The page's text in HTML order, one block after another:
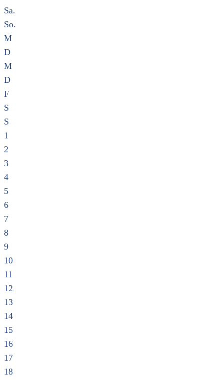
Sa.
So.
M
D
M
D
F
S
S
1
2
3
4
5
6
7
8
9
10
11
12
13
14
15
16
17
18